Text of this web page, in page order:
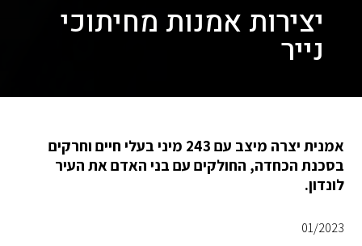
יצירות אמנות מחיתוכי
נייר
אמנית יצרה מיצב עם 243 מיני בעלי חיים וחרקים
בסכנת הכחדה, החולקים עם בני האדם את העיר
לונדון.
01/2023